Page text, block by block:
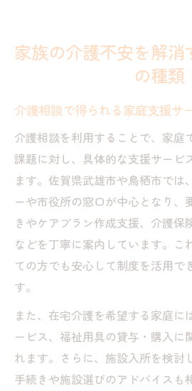
家族の介護不安を解
の種類
介護相談で得られる家庭支援サ
介護相談を利用することで、家庭
課題に対し、具体的な支援サービ
ます。佐賀県武雄市や鳥栖市では
ーや市役所の窓口が中心となり、
きやケアプラン作成支援、介護保
などを丁寧に案内しています。こ
ての方でも安心して制度を活用で
す。
また、在宅介護を希望する家庭に
ービス、福祉用具の貸与・購入に
れます。さらに、施設入所を検討
手続きや施設選びのアドバイスも